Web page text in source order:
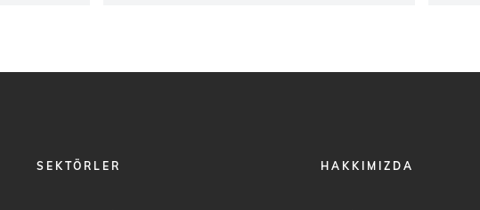
FOOTER
SEKTÖRLER
FOOTER
HAKKIMIZDA